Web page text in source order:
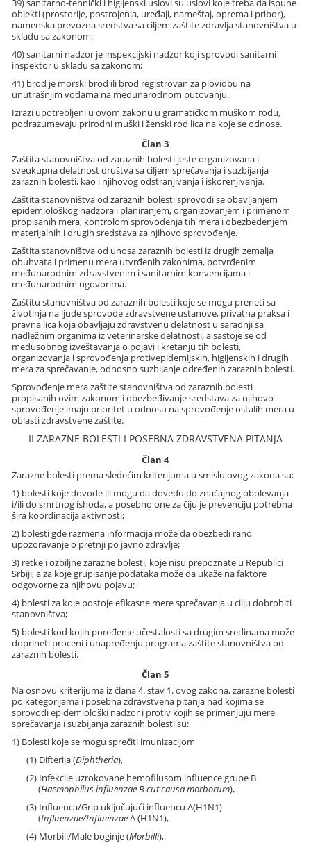
39) sanitarno-tehnički i higijenski uslovi su uslovi koje treba da ispune
objekti (prostorije, postrojenja, uređaji, nameštaj, oprema i pribor),
namenska prevozna sredstva sa ciljem zaštite zdravlja stanovništva u
skladu sa zakonom;
40) sanitarni nadzor je inspekcijski nadzor koji sprovodi sanitarni
inspektor u skladu sa zakonom;
41) brod je morski brod ili brod registrovan za plovidbu na
unutrašnjim vodama na međunarodnom putovanju.
Izrazi upotrebljeni u ovom zakonu u gramatičkom muškom rodu,
podrazumevaju prirodni muški i ženski rod lica na koje se odnose.
Član 3
Zaštita stanovništva od zaraznih bolesti jeste organizovana i
sveukupna delatnost društva sa ciljem sprečavanja i suzbijanja
zaraznih bolesti, kao i njihovog odstranjivanja i iskorenjivanja.
Zaštita stanovništva od zaraznih bolesti sprovodi se obavljanjem
epidemiološkog nadzora i planiranjem, organizovanjem i primenom
propisanih mera, kontrolom sprovođenja tih mera i obezbeđenjem
materijalnih i drugih sredstava za njihovo sprovođenje.
Zaštita stanovništva od unosa zaraznih bolesti iz drugih zemalja
obuhvata i primenu mera utvrđenih zakonima, potvrđenim
međunarodnim zdravstvenim i sanitarnim konvencijama i
međunarodnim ugovorima.
Zaštitu stanovništva od zaraznih bolesti koje se mogu preneti sa
životinja na ljude sprovode zdravstvene ustanove, privatna praksa i
pravna lica koja obavljaju zdravstvenu delatnost u saradnji sa
nadležnim organima iz veterinarske delatnosti, a sastoje se od
međusobnog izveštavanja o pojavi i kretanju tih bolesti,
organizovanja i sprovođenja protivepidemijskih, higijenskih i drugih
mera za sprečavanje, odnosno suzbijanje određenih zaraznih bolesti.
Sprovođenje mera zaštite stanovništva od zaraznih bolesti
propisanih ovim zakonom i obezbeđivanje sredstava za njihovo
sprovođenje imaju prioritet u odnosu na sprovođenje ostalih mera u
oblasti zdravstvene zaštite.
II ZARAZNE BOLESTI I POSEBNA ZDRAVSTVENA PITANJA
Član 4
Zarazne bolesti prema sledećim kriterijuma u smislu ovog zakona su:
1) bolesti koje dovode ili mogu da dovedu do značajnog obolevanja
i/ili do smrtnog ishoda, a posebno one za čiju je prevenciju potrebna
šira koordinacija aktivnosti;
2) bolesti gde razmena informacija može da obezbedi rano
upozoravanje o pretnji po javno zdravlje;
3) retke i ozbiljne zarazne bolesti, koje nisu prepoznate u Republici
Srbiji, a za koje grupisanje podataka može da ukaže na faktore
odgovorne za njihovu pojavu;
4) bolesti za koje postoje efikasne mere sprečavanja u cilju dobrobiti
stanovništva;
5) bolesti kod kojih poređenje učestalosti sa drugim sredinama može
doprineti proceni i unapređenju programa zaštite stanovništva od
zaraznih bolesti.
Član 5
Na osnovu kriterijuma iz člana 4. stav 1. ovog zakona, zarazne bolesti
po kategorijama i posebna zdravstvena pitanja nad kojima se
sprovodi epidemiološki nadzor i protiv kojih se primenjuju mere
sprečavanja i suzbijanja zaraznih bolesti su:
1) Bolesti koje se mogu sprečiti imunizacijom
(1) Difterija (Diphtheria),
(2) Infekcije uzrokovane hemofilusom influence grupe B
(Haemophilus influenzae B cut causa morborum),
(3) Influenca/Grip uključujući influencu A(H1N1)
(Influenzae/InfluenzaeA (H1N1),
(4) Morbili/Male boginje (Morbilli),